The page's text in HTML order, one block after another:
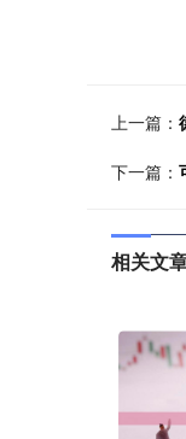
上一篇：
下一篇：
相关文